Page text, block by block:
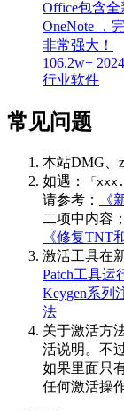
Office包含全
OneNote ，
非常强大！
106.2w+
行业软件
常见问题
本站DMG、
如遇： 「
请参考：
《
二项中内容
《修复TNT
激活工具在
Patch工具运
Keygen系列
法
关于激活方
活说明。不
如果里面只
任何激活操作